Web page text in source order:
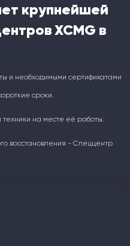
крупнейшей
XCMG в
и необходимыми сертификатами
сроки.
техники на месте её работы.
восстановления - Спеццентр